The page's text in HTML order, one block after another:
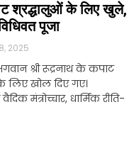
श्रद्धालुओं के लिए खुले,
पूजा
2025
श्री रूद्रनाथ के कपाट
के लिए खोल दिए गए।
मंत्रोच्चार, धार्मिक रीति-